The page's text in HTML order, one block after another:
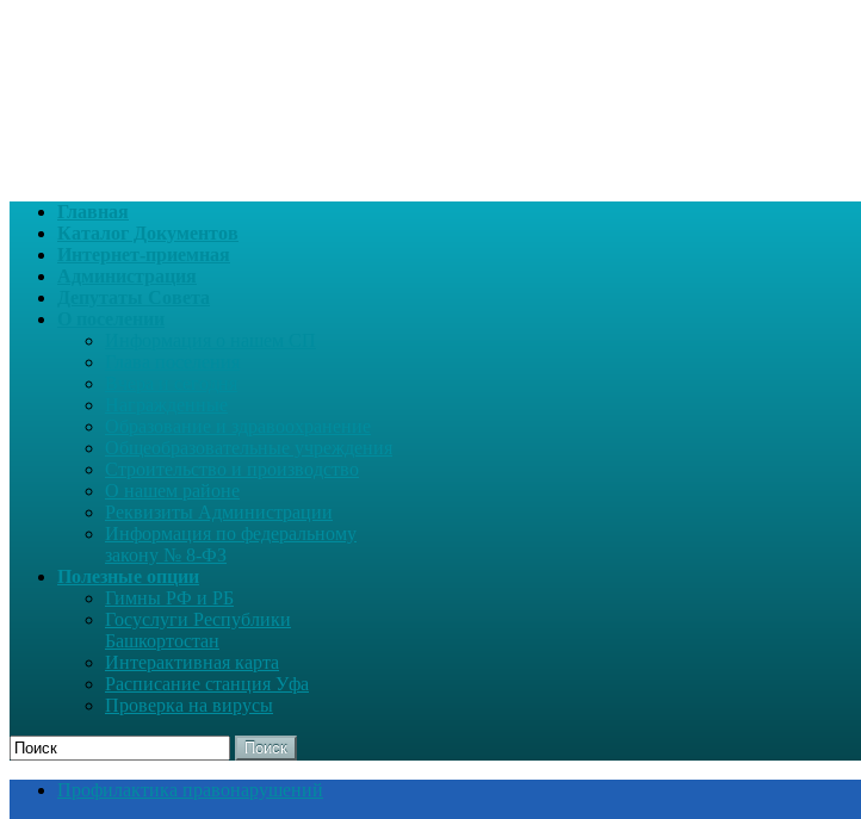
Главная
Каталог Документов
О нашем районе
Реквизиты Администрации
Информация по федеральному
закону № 8-ФЗ
Полезные опции
Гимны РФ и РБ
Госуслуги Республики
Башкортостан
Интерактивная карта
Расписание станция Уфа
Проверка на вирусы
Поиск
Профилактика правонарушений